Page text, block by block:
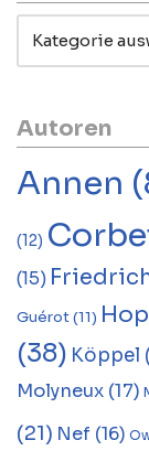
Autoren
Annen
(12)
(15)
Guérot(11)
(38) Köppel
Molyneux (17)
(21) Nef (16)